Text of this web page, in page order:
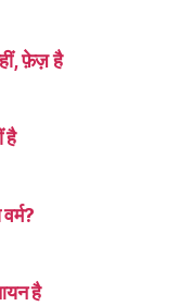
फ़ेज़ है
है
है